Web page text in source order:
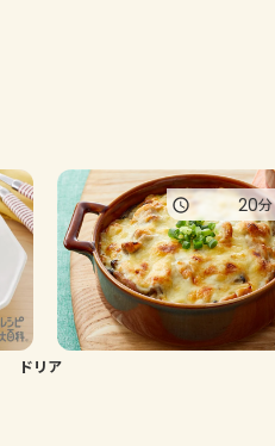
ドリア
20分